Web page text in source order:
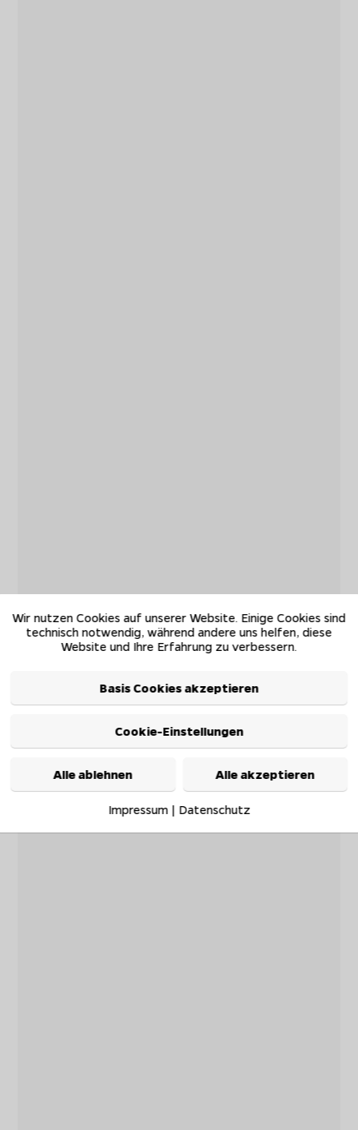
Wir nutzen Cookies auf unserer Website. Einige Cookies sind
technisch notwendig, während andere uns helfen, diese
Website und Ihre Erfahrung zu verbessern.
Basis Cookies akzeptieren
Cookie-Einstellungen
Alle ablehnen Alle akzeptieren
Impressum| Datenschutz